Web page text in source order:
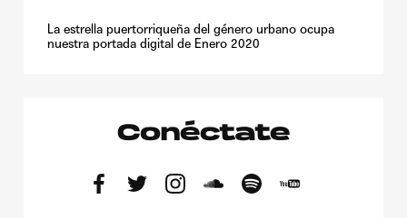
La estrella puertorriqueña del género urbano ocupa
nuestra portada digital de Enero 2020
Conéctate